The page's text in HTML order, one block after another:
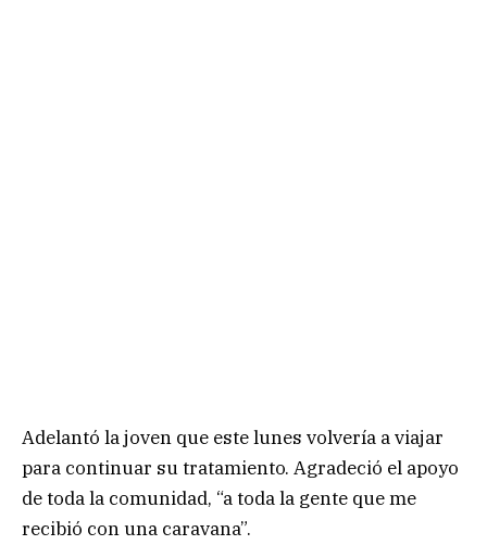
Adelantó la joven que este lunes volvería a viajar
para continuar su tratamiento. Agradeció el apoyo
de toda la comunidad, “a toda la gente que me
recibió con una caravana”.